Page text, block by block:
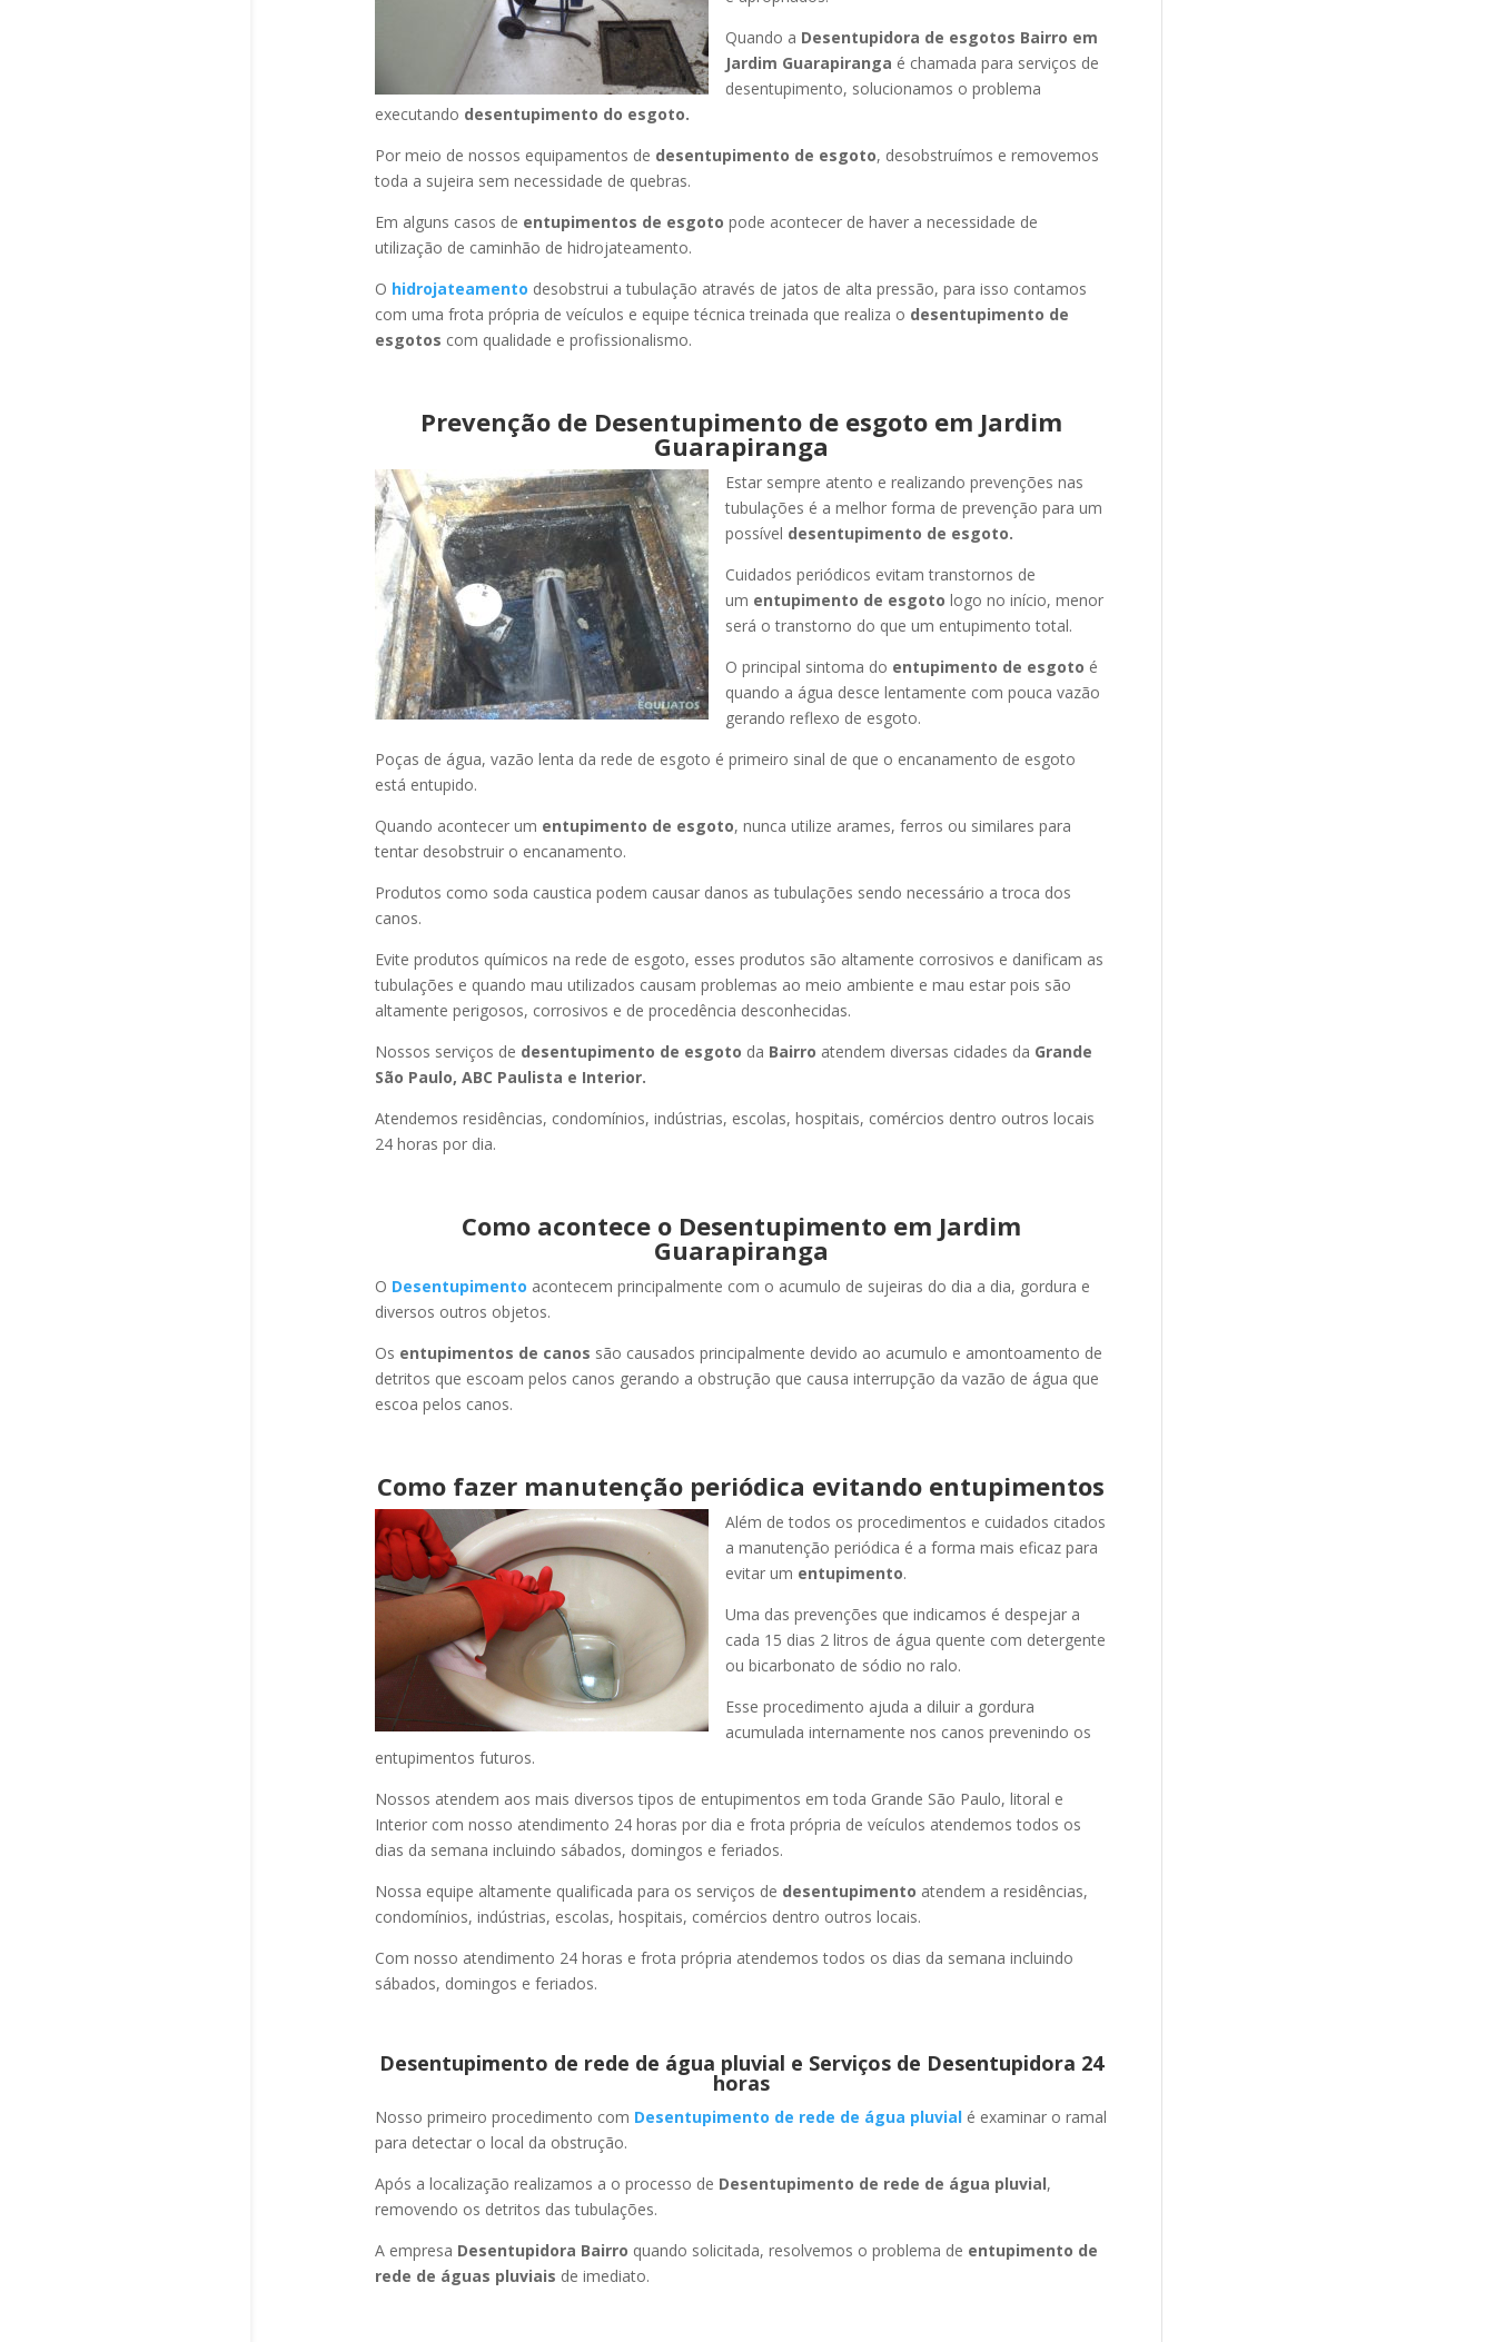
Quando a Desentupidora de esgotos Bairro em
Jardim Guarapiranga é chamada para serviços de
desentupimento, solucionamos o problema
executando desentupimento do esgoto.
Por meio de nossos equipamentos de desentupimento de esgoto, desobstruímos e removemos
toda a sujeira sem necessidade de quebras.
Em alguns casos de entupimentos de esgoto pode acontecer de haver a necessidade de
utilização de caminhão de hidrojateamento.
O hidrojateamento desobstrui a tubulação através de jatos de alta pressão, para isso contamos
com uma frota própria de veículos e equipe técnica treinada que realiza o desentupimento de
esgotos com qualidade e profissionalismo.
Prevenção de Desentupimento de esgoto em Jardim
Guarapiranga
Estar sempre atento e realizando prevenções nas
tubulações é a melhor forma de prevenção para um
possível desentupimento de esgoto.
Cuidados periódicos evitam transtornos de
um entupimento de esgoto logo no início, menor
será o transtorno do que um entupimento total.
O principal sintoma do entupimento de esgoto é
quando a água desce lentamente com pouca vazão
gerando reflexo de esgoto.
Poças de água, vazão lenta da rede de esgoto é primeiro sinal de que o encanamento de esgoto
está entupido.
Quando acontecer um entupimento de esgoto, nunca utilize arames, ferros ou similares para
tentar desobstruir o encanamento.
Produtos como soda caustica podem causar danos as tubulações sendo necessário a troca dos
canos.
Evite produtos químicos na rede de esgoto, esses produtos são altamente corrosivos e danificam as
tubulações e quando mau utilizados causam problemas ao meio ambiente e mau estar pois são
altamente perigosos, corrosivos e de procedência desconhecidas.
Nossos serviços de desentupimento de esgoto da Bairro atendem diversas cidades da Grande
São Paulo, ABC Paulista e Interior.
Atendemos residências, condomínios, indústrias, escolas, hospitais, comércios dentro outros locais
24 horas por dia.
Como acontece o Desentupimento em Jardim
Guarapiranga
O Desentupimento acontecem principalmente com o acumulo de sujeiras do dia a dia, gordura e
diversos outros objetos.
Os entupimentos de canos são causados principalmente devido ao acumulo e amontoamento de
detritos que escoam pelos canos gerando a obstrução que causa interrupção da vazão de água que
escoa pelos canos.
Como fazer manutenção periódica evitando entupimentos
Além de todos os procedimentos e cuidados citados
a manutenção periódica é a forma mais eficaz para
evitar um entupimento.
Uma das prevenções que indicamos é despejar a
cada 15 dias 2 litros de água quente com detergente
ou bicarbonato de sódio no ralo.
Esse procedimento ajuda a diluir a gordura
acumulada internamente nos canos prevenindo os
entupimentos futuros.
Nossos atendem aos mais diversos tipos de entupimentos em toda Grande São Paulo, litoral e
Interior com nosso atendimento 24 horas por dia e frota própria de veículos atendemos todos os
dias da semana incluindo sábados, domingos e feriados.
Nossa equipe altamente qualificada para os serviços de desentupimento atendem a residências,
condomínios, indústrias, escolas, hospitais, comércios dentro outros locais.
Com nosso atendimento 24 horas e frota própria atendemos todos os dias da semana incluindo
sábados, domingos e feriados.
Desentupimento de rede de água pluvial e Serviços de Desentupidora 24
horas
Nosso primeiro procedimento com Desentupimento de rede de água pluvialé examinar o ramal
para detectar o local da obstrução.
Após a localização realizamos a o processo de Desentupimento de rede de água pluvial,
removendo os detritos das tubulações.
A empresa Desentupidora Bairro quando solicitada, resolvemos o problema de entupimento de
rede de águas pluviais de imediato.